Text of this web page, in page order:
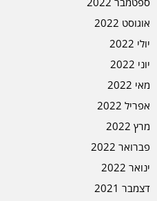
אוגוסט 2022
יולי 2022
יוני 2022
מאי 2022
אפריל 2022
מרץ 2022
פברואר 2022
ינואר 2022
דצמבר 2021